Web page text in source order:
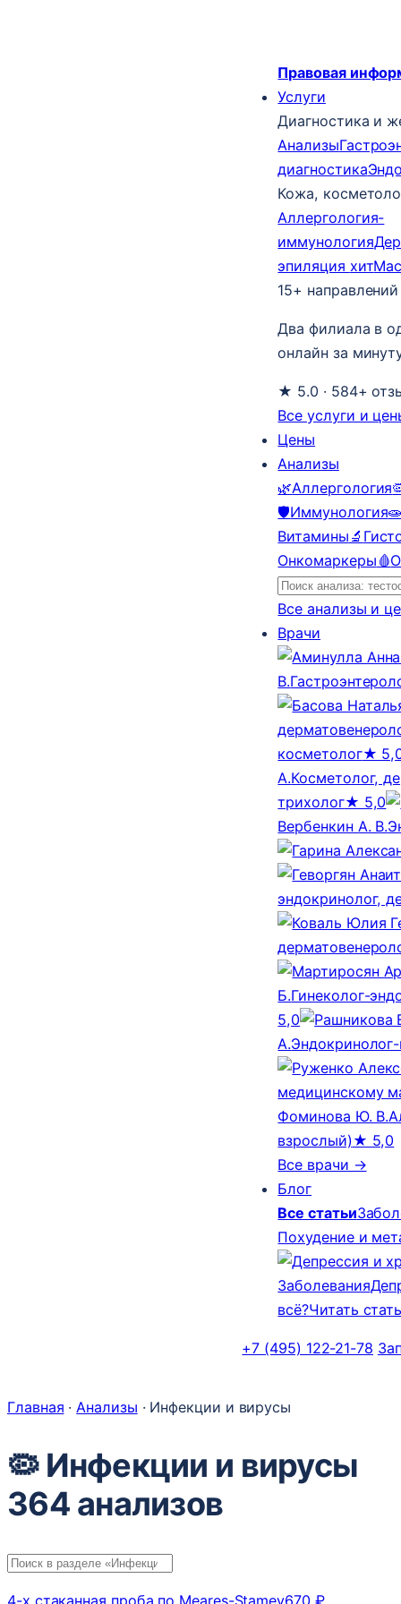
Правовая
Услуги
Диагностика и
Анализы
диагностика
Кожа,
Аллергология-
иммунология
эпиляция хит
15+
Два филиала в
онлайн за
★ 5.0 · 584+
Все услуги и
Цены
Анализы
🌿Аллергология
🛡️Иммунология
Витамины 🔬
Онкомаркеры 🩸
Все анализы и
Врачи
В.
косметолог★
А.Косметолог,
трихолог★ 5,0
Вербенкин А. В.
эндокринолог,
Б.Гинеколог-
5,0
А.
медицинскому
Фоминова Ю. В.
взрослый) ★ 5,0
Все врачи →
Блог
Все статьи
Похудение и
Заболевания
всё?Читать
+7 (495) 122-21-78
Главная ·Анализы · Инфекции и вирусы
🦠 Инфекции и вирусы
364 анализов